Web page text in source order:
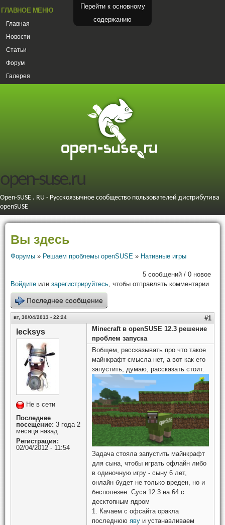
Перейти к основному
содержанию
ГЛАВНОЕ МЕНЮ
Главная
Новости
Статьи
Форум
Галерея
open-suse.ru
Open-SUSE . RU - Русскоязычное сообщество пользователей дистрибутива
openSUSE
Вы здесь
Форумы » Решаем проблемы openSUSE » Нативные игры
5 сообщений / 0 новое
Войдите или зарегистрируйтесь, чтобы отправлять комментарии
Последнее сообщение
вт, 30/04/2013 - 22:24 #1
lecksys
Не в сети
Последнее
посещение: 3 года 2
месяца назад
Регистрация:
02/04/2012 - 11:54
Minecraft в openSUSE 12.3 решение
проблем запуска
Вобщем, рассказывать про что такое
майнкрафт смысла нет, а вот как его
запустить, думаю, рассказать стоит.
Задача стояла запустить майнкрафт
для сына, чтобы играть офлайн либо
в одиночную игру - сыну 6 лет,
онлайн будет не только вреден, но и
бесполезен. Суся 12.3 на 64 с
десктопным ядром
1. Качаем с офсайта оракла
последнюю яву и устанавливаем